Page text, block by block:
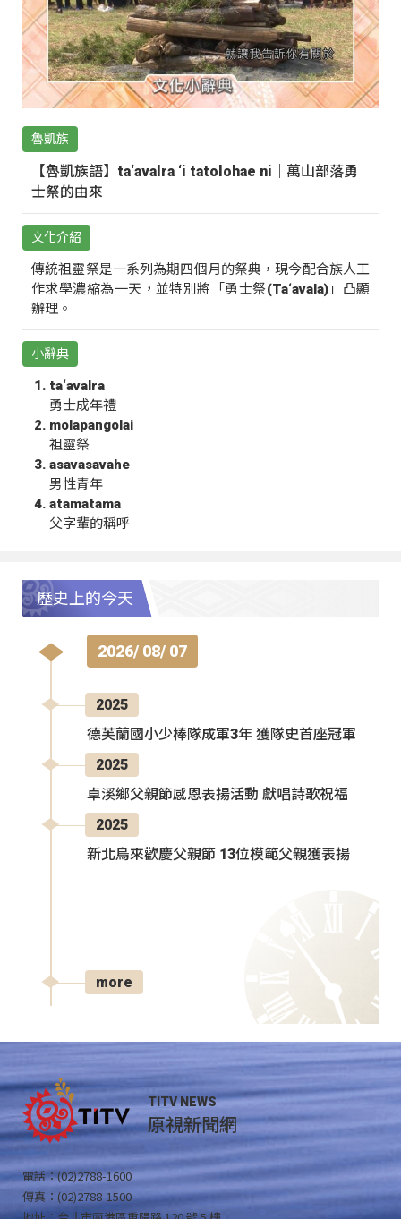
魯凱族
【魯凱族語】ta‘avalra ‘i tatolohae ni｜萬山部落勇
士祭的由來
文化介紹
傳統祖靈祭是一系列為期四個月的祭典，現今配合族人工
作求學濃縮為一天，並特別將「勇士祭(Ta‘avala)」凸顯
辦理。
小辭典
ta‘avalra
勇士成年禮
molapangolai
祖靈祭
asavasavahe
男性青年
atamatama
父字輩的稱呼
歷史上的今天
2026/ 08/ 07
2025
德芙蘭國小少棒隊成軍3年 獲隊史首座冠軍
2025
卓溪鄉父親節感恩表揚活動 獻唱詩歌祝福
2025
新北烏來歡慶父親節 13位模範父親獲表揚
more
TITV NEWS
原視新聞網
電話：(02)2788-1600
傳真：(02)2788-1500